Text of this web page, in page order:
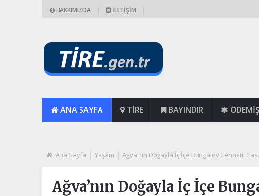
HAKKIMIZDA İLETIŞIM
ANA SAYFA TIRE BAYINDIR ÖDEMIŞ
Ana Sayfa Yaşam Ağva’nın Doğayla İç İçe Bungalov Cenneti:
Ağva’nın Doğayla İç İçe